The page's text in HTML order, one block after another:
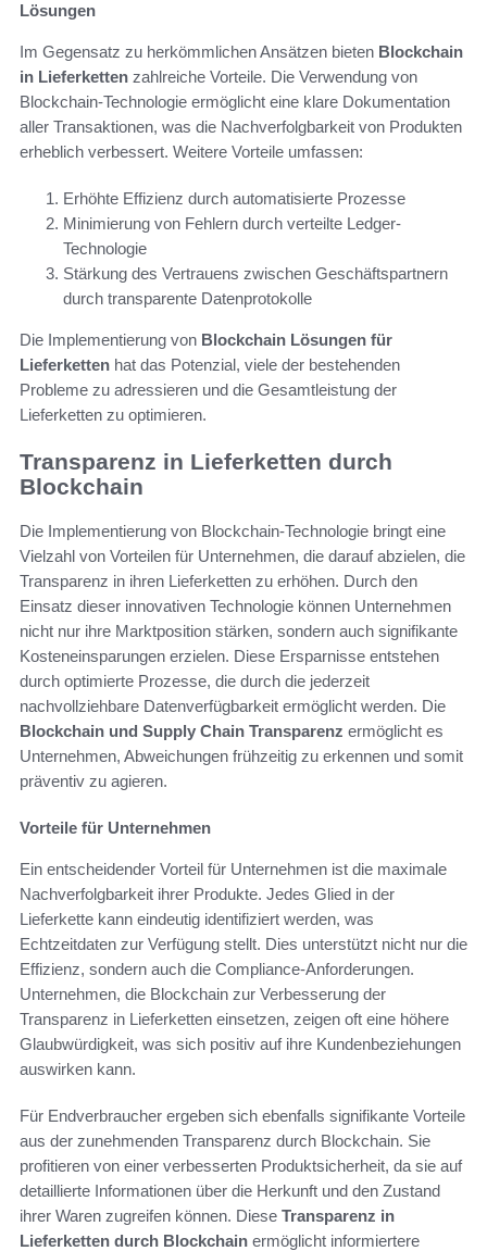
Lösungen
Im Gegensatz zu herkömmlichen Ansätzen bieten Blockchain
in Lieferketten zahlreiche Vorteile. Die Verwendung von
Blockchain-Technologie ermöglicht eine klare Dokumentation
aller Transaktionen, was die Nachverfolgbarkeit von Produkten
erheblich verbessert. Weitere Vorteile umfassen:
Erhöhte Effizienz durch automatisierte Prozesse
Minimierung von Fehlern durch verteilte Ledger-
Technologie
Stärkung des Vertrauens zwischen Geschäftspartnern
durch transparente Datenprotokolle
Die Implementierung von Blockchain Lösungen für
Lieferketten hat das Potenzial, viele der bestehenden
Probleme zu adressieren und die Gesamtleistung der
Lieferketten zu optimieren.
Transparenz in Lieferketten durch
Blockchain
Die Implementierung von Blockchain-Technologie bringt eine
Vielzahl von Vorteilen für Unternehmen, die darauf abzielen, die
Transparenz in ihren Lieferketten zu erhöhen. Durch den
Einsatz dieser innovativen Technologie können Unternehmen
nicht nur ihre Marktposition stärken, sondern auch signifikante
Kosteneinsparungen erzielen. Diese Ersparnisse entstehen
durch optimierte Prozesse, die durch die jederzeit
nachvollziehbare Datenverfügbarkeit ermöglicht werden. Die
Blockchain und Supply Chain Transparenz ermöglicht es
Unternehmen, Abweichungen frühzeitig zu erkennen und somit
präventiv zu agieren.
Vorteile für Unternehmen
Ein entscheidender Vorteil für Unternehmen ist die maximale
Nachverfolgbarkeit ihrer Produkte. Jedes Glied in der
Lieferkette kann eindeutig identifiziert werden, was
Echtzeitdaten zur Verfügung stellt. Dies unterstützt nicht nur die
Effizienz, sondern auch die Compliance-Anforderungen.
Unternehmen, die Blockchain zur Verbesserung der
Transparenz in Lieferketten einsetzen, zeigen oft eine höhere
Glaubwürdigkeit, was sich positiv auf ihre Kundenbeziehungen
auswirken kann.
Für Endverbraucher ergeben sich ebenfalls signifikante Vorteile
aus der zunehmenden Transparenz durch Blockchain. Sie
profitieren von einer verbesserten Produktsicherheit, da sie auf
detaillierte Informationen über die Herkunft und den Zustand
ihrer Waren zugreifen können. Diese Transparenz in
Lieferketten durch Blockchain ermöglicht informiertere